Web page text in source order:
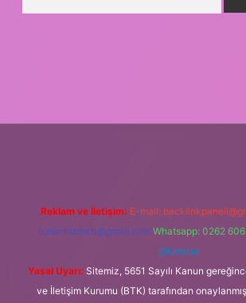
Reklam ve İletişim: E-mail:
forumhizmeti@gmail.com Whatsapp: 0262
@karabul
Yasal Uyarı: Sitemiz, 5651 Sayılı Kanun
ve İletişim Kurumu (BTK) tarafından